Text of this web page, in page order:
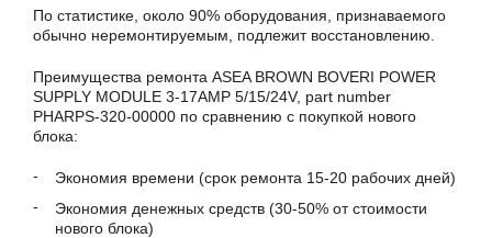
По статистике, около 90% оборудования, признаваемого
обычно неремонтируемым, подлежит восстановлению.
Преимущества ремонта ASEA BROWN BOVERI POWER
SUPPLY MODULE 3-17AMP 5/15/24V, part number
PHARPS-320-00000 по сравнению с покупкой нового
блока:
Экономия времени (срок ремонта 15-20 рабочих дней)
Экономия денежных средств (30-50% от стоимости
нового блока)